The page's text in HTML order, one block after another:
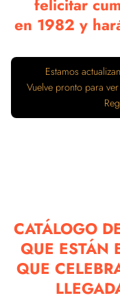
felicitar
en 1982 y
Estamos
Vuelve pronto para
CATÁLOGO
QUE ESTÁN
QUE